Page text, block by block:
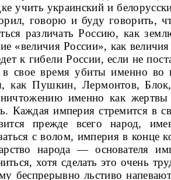
учить украинский и
говорю и буду говорить,
различатьРоссию, как
«величия России», как вели­чия
к гибели России, если не
свое время убиты именно во
как Пушкин, Лер­монтов,
именно как
Каждая империя стремится в
прежде все­го народ,
с волом, империя в конце
народа — основателя
хотя сделатьэто очень
беспрерывно льстиво напевают